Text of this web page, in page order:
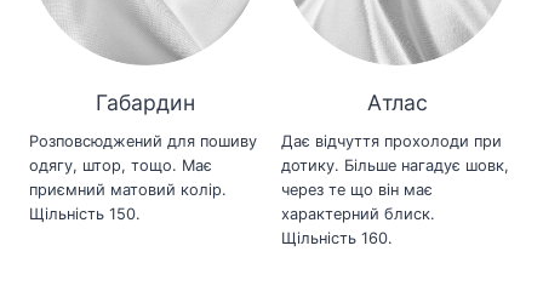
Габардин
Розповсюджений для пошиву
одягу, штор, тощо. Має
приємний матовий колір.
Щільність 150.
Атлас
Дає відчуття прохолоди при
дотику. Більше нагадує шовк,
через те що він має
характерний блиск.
Щільність 160.